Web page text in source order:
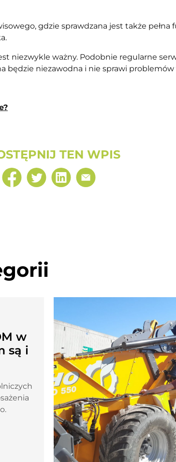
gdzie sprawdzana jest także pełna
niezwykle ważny. Podobnie regularne
będzie niezawodna i nie sprawi problemów
TEN WPIS
w
są i